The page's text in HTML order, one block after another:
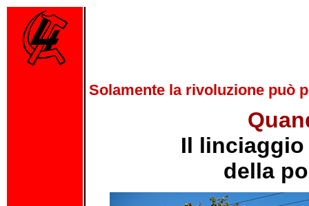
Solamente la rivoluzione può
Il linciaggio
della